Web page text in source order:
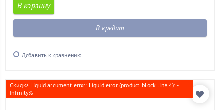
В корзину
В кредит
Добавить к сравнению
Скидка Liquid argument error: Liquid error (product_block line 4): -
Infinity%